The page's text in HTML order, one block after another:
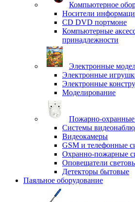
Компьютерное
Носители
CD DVD портмоне
Компьютерные
принадлежности
Электронные
Электронные
Электронные
Моделирование
Пожарно-
Системы
Видеокамеры
GSM и телефонные
Охранно-пожарные
Оповещатели
Детекторы бытовые
Паяльное оборудование